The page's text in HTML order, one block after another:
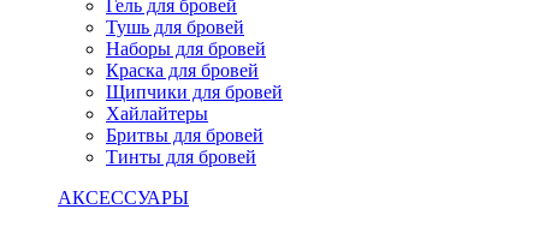
Гель для бровей
Тушь для бровей
Наборы для бровей
Краска для бровей
Щипчики для бровей
Хайлайтеры
Бритвы для бровей
Тинты для бровей
АКСЕССУАРЫ